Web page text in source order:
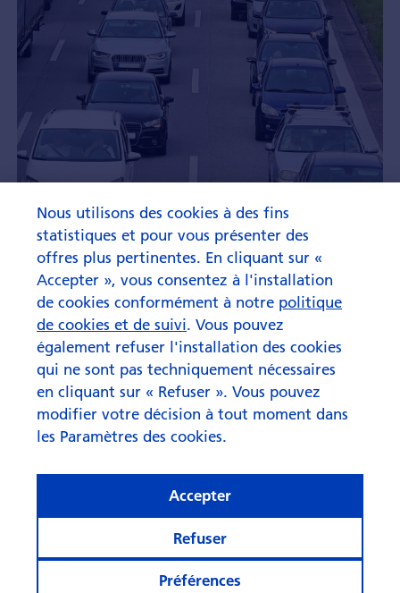
Asset Allocation Update août
2026
Nous utilisons des cookies à des fins
statistiques et pour vous présenter des
offres plus pertinentes. En cliquant sur «
Accepter », vous consentez à l'installation
de cookies conformément à notre politique
de cookies et de suivi. Vous pouvez
également refuser l'installation des cookies
qui ne sont pas techniquement nécessaires
en cliquant sur « Refuser ». Vous pouvez
modifier votre décision à tout moment dans
les Paramètres des cookies.
Préférences
Refuser
Accepter